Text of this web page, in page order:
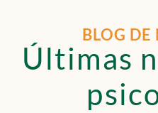
BLOG
Últimas